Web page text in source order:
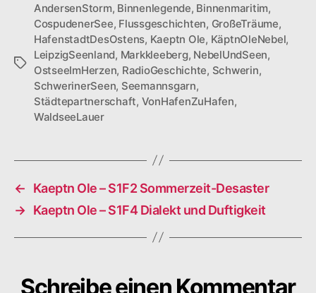
Schlagwörter
AndersenStorm, Binnenlegende, Binnenmaritim,
CospudenerSee, Flussgeschichten, GroßeTräume,
HafenstadtDesOstens, Kaeptn Ole, KäptnOleNebel,
LeipzigSeenland, Markkleeberg, NebelUndSeen,
OstseeImHerzen, RadioGeschichte, Schwerin,
SchwerinerSeen, Seemannsgarn,
Städtepartnerschaft, VonHafenZuHafen,
WaldseeLauer
←
Kaeptn Ole – S1F2 Sommerzeit-Desaster
→ Kaeptn Ole – S1F4 Dialekt und Duftigkeit
Schreibe einen Kommentar